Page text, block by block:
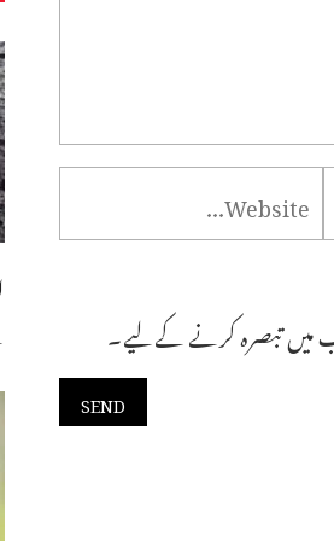
میں تبصرہ کرنے کےلیے۔